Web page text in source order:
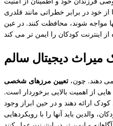
از خود در برابر خطراتی مانند قلدری
مواجه شوند، محافظت کنند. در عین
میراث دیجیتال سالم
دهند. چون، تعیین مرزهای شخصی
از اهمیت بالایی برخوردار است.
کودک ارائه دهند و در حین ابراز وجود
والدین باید آنها را با رویکردهایی